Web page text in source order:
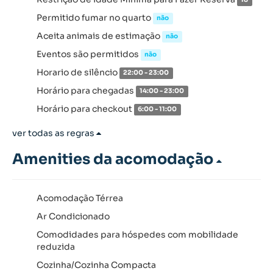
Permitido fumar no quarto não
Aceita animais de estimação não
Eventos são permitidos não
Horario de silêncio 22:00 - 23:00
Horário para chegadas 14:00 - 23:00
Horário para checkout 6:00 - 11:00
ver todas as regras
Amenities da acomodação
Acomodação Térrea
Ar Condicionado
Comodidades para hóspedes com mobilidade
reduzida
Cozinha/Cozinha Compacta